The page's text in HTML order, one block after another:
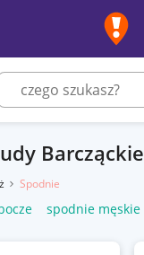
Barcząckie
Spodnie
spodnie męskie